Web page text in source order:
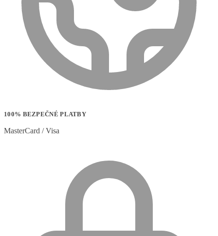
100% BEZPEČNÉ PLATBY
MasterCard / Visa